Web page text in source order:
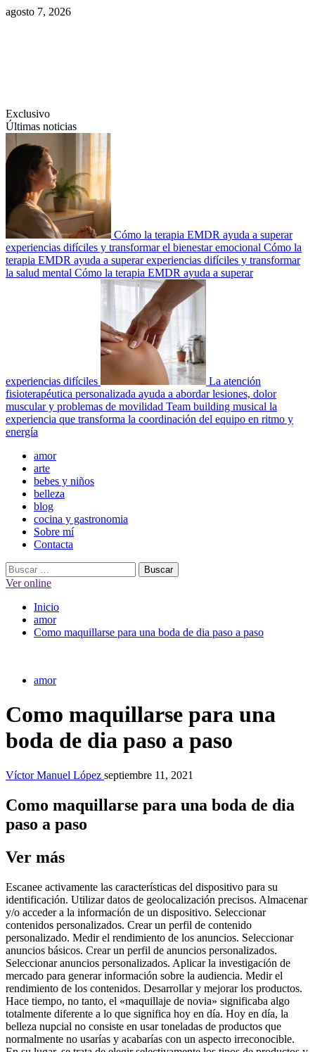
Saltar
agosto 7, 2026
Exclusivo
Últimas noticias
Cómo la terapia EMDR ayuda a superar
experiencias difíciles y transformar el bienestar emocional Cómo la
terapia EMDR ayuda a superar experiencias difíciles y transformar
la salud mental Cómo la terapia EMDR ayuda a superar
experiencias difíciles
La atención
fisioterapéutica personalizada ayuda a abordar lesiones, dolor
muscular y problemas de movilidad Team building musical la
experiencia que transforma la coordinación del equipo en ritmo y
energía
Menú
principal
amor
arte
bebes y niños
belleza
blog
cocina y gastronomia
Sobre mí
Contacta
Buscar:
Ver online
Inicio
amor
Como maquillarse para una boda de dia paso a paso
amor
Como maquillarse para una
boda de dia paso a paso
Víctor Manuel López septiembre 11, 2021
Como maquillarse para una boda de dia
paso a paso
Ver más
Escanee activamente las características del dispositivo para su
identificación. Utilizar datos de geolocalización precisos. Almacenar
y/o acceder a la información de un dispositivo. Seleccionar
contenidos personalizados. Crear un perfil de contenido
personalizado. Medir el rendimiento de los anuncios. Seleccionar
anuncios básicos. Crear un perfil de anuncios personalizados.
Seleccionar anuncios personalizados. Aplicar la investigación de
mercado para generar información sobre la audiencia. Medir el
rendimiento de los contenidos. Desarrollar y mejorar los productos.
Hace tiempo, no tanto, el «maquillaje de novia» significaba algo
totalmente diferente a lo que significa hoy en día. Hoy en día, la
belleza nupcial no consiste en usar toneladas de productos que
normalmente no usarías y acabarías con un aspecto irreconocible.